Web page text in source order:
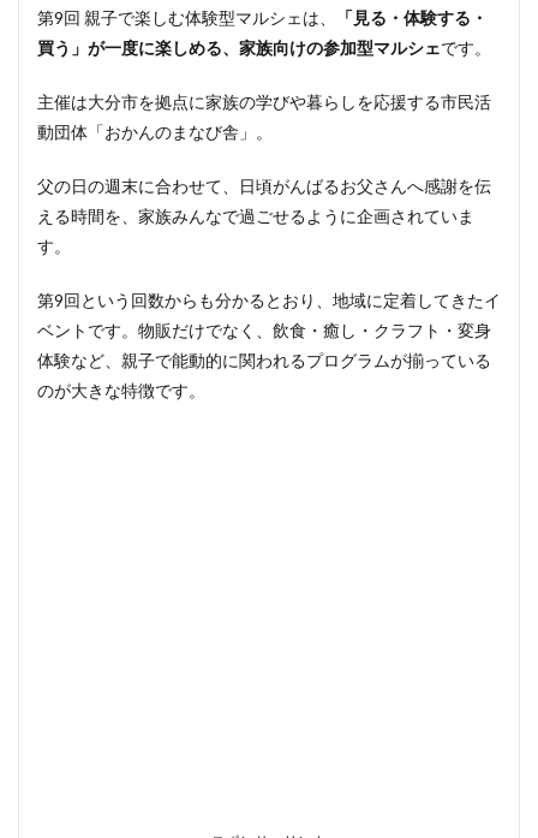
2.1
梅雨
どき
安心
の屋
2.2
大型
があ
る
2.3
第9回 親子で楽しむ体験型マルシェは、
「見る・体験する・
買う」が一度に楽しめる、家族向けの参加型マルシェです。
主催は大分市を拠点に家族の学びや暮らしを応援する市民活
動団体「おかんのまなび舎」。
父の日の週末に合わせて、日頃がんばるお父さんへ感謝を伝
える時間を、家族みんなで過ごせるように企画されていま
す。
第9回という回数からも分かるとおり、地域に定着してきたイ
ベントです。物販だけでなく、飲食・癒し・クラフト・変身
体験など、親子で能動的に関われるプログラムが揃っている
のが大きな特徴です。